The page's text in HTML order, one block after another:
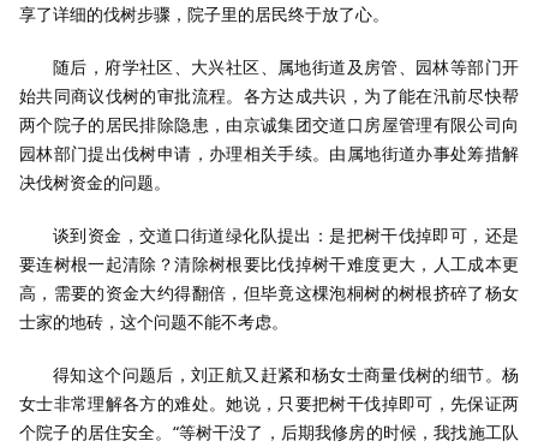
享了详细的伐树步骤，院子里的居民终于放了心。
随后，府学社区、大兴社区、属地街道及房管、园林等部门开
始共同商议伐树的审批流程。各方达成共识，为了能在汛前尽快帮
两个院子的居民排除隐患，由京诚集团交道口房屋管理有限公司向
园林部门提出伐树申请，办理相关手续。由属地街道办事处筹措解
决伐树资金的问题。
谈到资金，交道口街道绿化队提出：是把树干伐掉即可，还是
要连树根一起清除？清除树根要比伐掉树干难度更大，人工成本更
高，需要的资金大约得翻倍，但毕竟这棵泡桐树的树根挤碎了杨女
士家的地砖，这个问题不能不考虑。
得知这个问题后，刘正航又赶紧和杨女士商量伐树的细节。杨
女士非常理解各方的难处。她说，只要把树干伐掉即可，先保证两
个院子的居住安全。“等树干没了，后期我修房的时候，我找施工队